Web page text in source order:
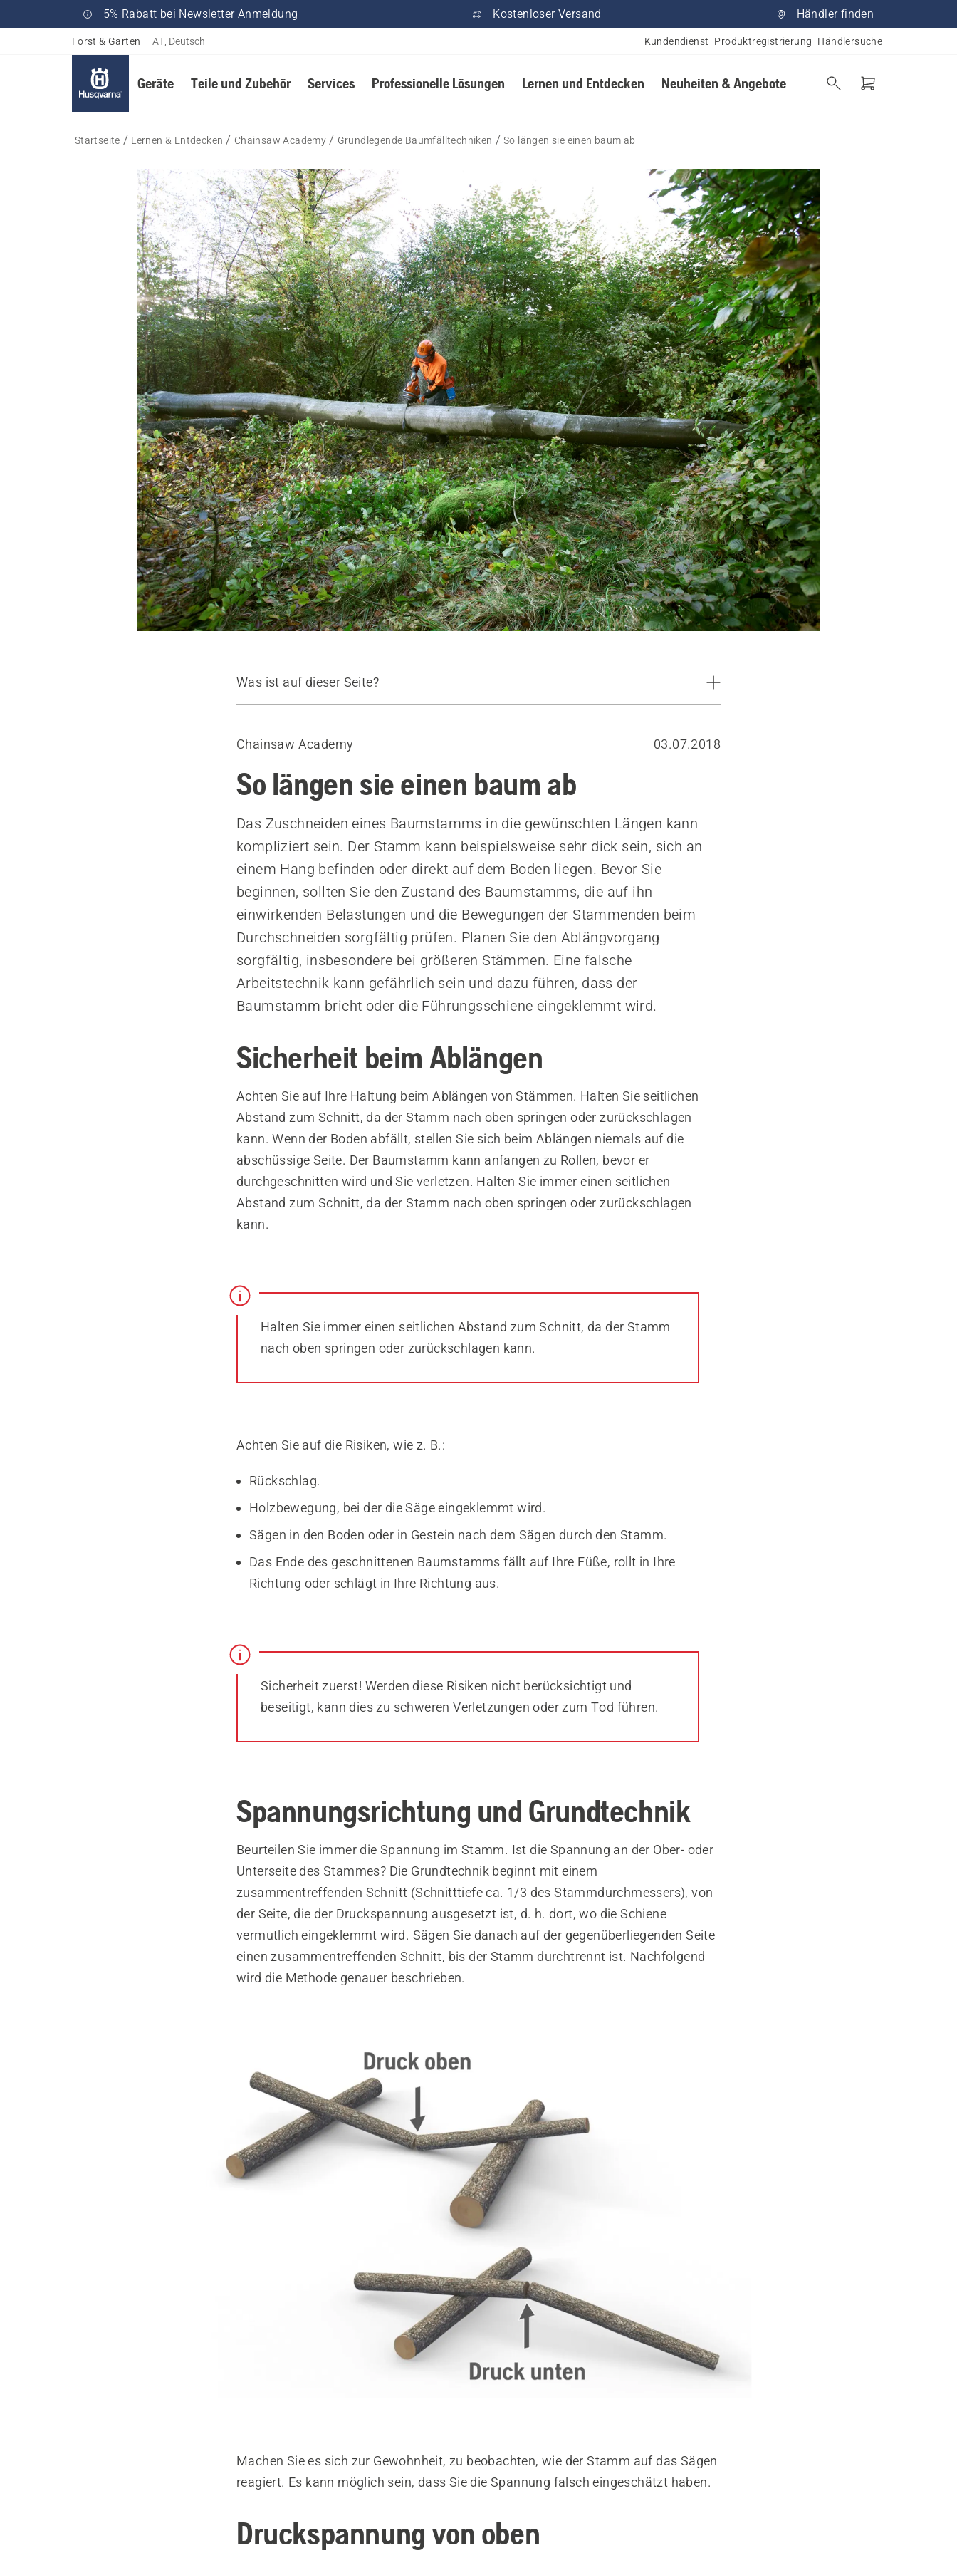
5% Rabatt bei Newsletter Anmeldung Kostenloser Versand Händler finden
Forst & Garten – AT, Deutsch Kundendienst Produktregistrierung Händlersuche
Geräte Teile und Zubehör Services Professionelle Lösungen Lernen und Entdecken Neuheiten & Angebote
Startseite Lernen & Entdecken Chainsaw Academy Grundlegende Baumfälltechniken So längen sie einen baum ab
Was ist auf dieser Seite?
Sicherheit beim Ablängen
Druckspannung von oben
Druckspannung von unten
Chainsaw Academy 03.07.2018
So längen sie einen baum ab
Das Zuschneiden eines Baumstamms in die gewünschten Längen kann
kompliziert sein. Der Stamm kann beispielsweise sehr dick sein, sich an
einem Hang befinden oder direkt auf dem Boden liegen. Bevor Sie
beginnen, sollten Sie den Zustand des Baumstamms, die auf ihn
einwirkenden Belastungen und die Bewegungen der Stammenden beim
Durchschneiden sorgfältig prüfen. Planen Sie den Ablängvorgang
sorgfältig, insbesondere bei größeren Stämmen. Eine falsche
Arbeitstechnik kann gefährlich sein und dazu führen, dass der
Baumstamm bricht oder die Führungsschiene eingeklemmt wird.
Sicherheit beim Ablängen
Achten Sie auf Ihre Haltung beim Ablängen von Stämmen. Halten Sie seitlichen
Abstand zum Schnitt, da der Stamm nach oben springen oder zurückschlagen
kann. Wenn der Boden abfällt, stellen Sie sich beim Ablängen niemals auf die
abschüssige Seite. Der Baumstamm kann anfangen zu Rollen, bevor er
durchgeschnitten wird und Sie verletzen. Halten Sie immer einen seitlichen
Abstand zum Schnitt, da der Stamm nach oben springen oder zurückschlagen
kann.
Halten Sie immer einen seitlichen Abstand zum Schnitt, da der Stamm
nach oben springen oder zurückschlagen kann.
Achten Sie auf die Risiken, wie z. B.:
Rückschlag.
Holzbewegung, bei der die Säge eingeklemmt wird.
Sägen in den Boden oder in Gestein nach dem Sägen durch den Stamm.
Das Ende des geschnittenen Baumstamms fällt auf Ihre Füße, rollt in Ihre
Richtung oder schlägt in Ihre Richtung aus.
Sicherheit zuerst! Werden diese Risiken nicht berücksichtigt und
beseitigt, kann dies zu schweren Verletzungen oder zum Tod führen.
Spannungsrichtung und Grundtechnik
Beurteilen Sie immer die Spannung im Stamm. Ist die Spannung an der Ober- oder
Unterseite des Stammes? Die Grundtechnik beginnt mit einem
zusammentreffenden Schnitt (Schnitttiefe ca. 1/3 des Stammdurchmessers), von
der Seite, die der Druckspannung ausgesetzt ist, d. h. dort, wo die Schiene
vermutlich eingeklemmt wird. Sägen Sie danach auf der gegenüberliegenden Seite
einen zusammentreffenden Schnitt, bis der Stamm durchtrennt ist. Nachfolgend
wird die Methode genauer beschrieben.
Machen Sie es sich zur Gewohnheit, zu beobachten, wie der Stamm auf das Sägen
reagiert. Es kann möglich sein, dass Sie die Spannung falsch eingeschätzt haben.
Druckspannung von oben